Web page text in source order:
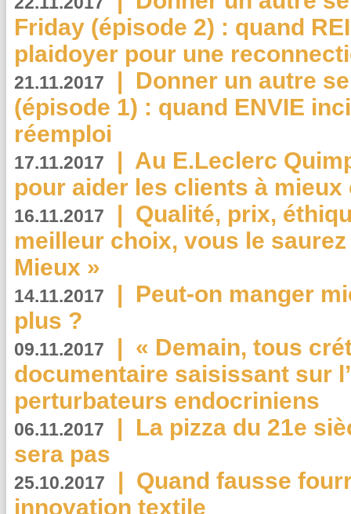
Friday (épisode 2) : quand
plaidoyer pour une
21.11.2017 | Donner un autre
(épisode 1) : quand ENVIE
réemploi
17.11.2017 | Au E.Leclerc
pour aider les clients à
16.11.2017 | Qualité, prix,
meilleur choix, vous le
Mieux »
14.11.2017 | Peut-on manger
plus ?
09.11.2017 | « Demain, tous
documentaire saisissant sur
perturbateurs endocriniens
06.11.2017 | La pizza du 21e
sera pas
25.10.2017 | Quand fausse
innovation textile